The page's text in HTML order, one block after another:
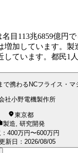
目113兆6859億
加しています。
ています。都民
携わるNCフライス・
社小野電機製作所
東京都
製造, 研究開発
400万円〜600万円
新日 ： 2026/08/05